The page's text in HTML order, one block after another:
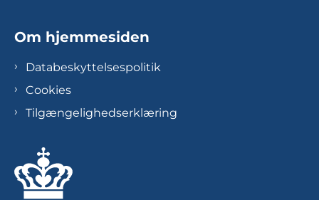
Om hjemmesiden
Databeskyttelsespolitik
Cookies
Tilgængelighedserklæring